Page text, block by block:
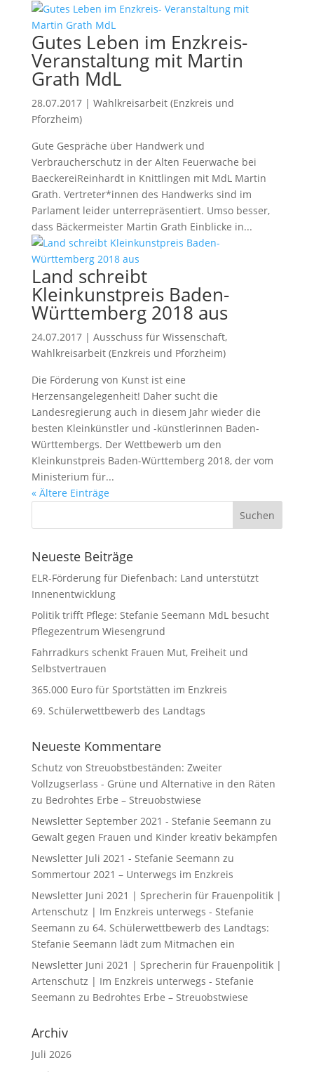
Gutes Leben im Enzkreis-
Veranstaltung mit Martin
Grath MdL
28.07.2017| Wahlkreisarbeit (Enzkreis und
Pforzheim)
Gute Gespräche über Handwerk und
Verbraucherschutz in der Alten Feuerwache bei
BaeckereiReinhardt in Knittlingen mit MdL Martin
Grath. Vertreter*innen des Handwerks sind im
Parlament leider unterrepräsentiert. Umso besser,
dass Bäckermeister Martin Grath Einblicke in...
Land schreibt
Kleinkunstpreis Baden-
Württemberg 2018 aus
24.07.2017| Ausschuss für Wissenschaft,
Wahlkreisarbeit (Enzkreis und Pforzheim)
Die Förderung von Kunst ist eine
Herzensangelegenheit! Daher sucht die
Landesregierung auch in diesem Jahr wieder die
besten Kleinkünstler und -künstlerinnen Baden-
Württembergs. Der Wettbewerb um den
Kleinkunstpreis Baden-Württemberg 2018, der vom
Ministerium für...
« Ältere Einträge
Neueste Beiträge
ELR-Förderung für Diefenbach: Land unterstützt
Innenentwicklung
Politik trifft Pflege: Stefanie Seemann MdL besucht
Pflegezentrum Wiesengrund
Fahrradkurs schenkt Frauen Mut, Freiheit und
Selbstvertrauen
365.000 Euro für Sportstätten im Enzkreis
69. Schülerwettbewerb des Landtags
Neueste Kommentare
Schutz von Streuobstbeständen: Zweiter
Vollzugserlass - Grüne und Alternative in den Räten
zu Bedrohtes Erbe – Streuobstwiese
Newsletter September 2021 - Stefanie Seemann zu
Gewalt gegen Frauen und Kinder kreativ bekämpfen
Newsletter Juli 2021 - Stefanie Seemann zu
Sommertour 2021 – Unterwegs im Enzkreis
Newsletter Juni 2021 | Sprecherin für Frauenpolitik |
Artenschutz | Im Enzkreis unterwegs - Stefanie
Seemann zu 64. Schülerwettbewerb des Landtags:
Stefanie Seemann lädt zum Mitmachen ein
Newsletter Juni 2021 | Sprecherin für Frauenpolitik |
Artenschutz | Im Enzkreis unterwegs - Stefanie
Seemann zu Bedrohtes Erbe – Streuobstwiese
Archiv
Juli 2026